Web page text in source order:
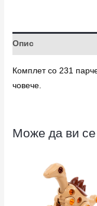
Опис
Комплет со 231
човече.
Може да ви